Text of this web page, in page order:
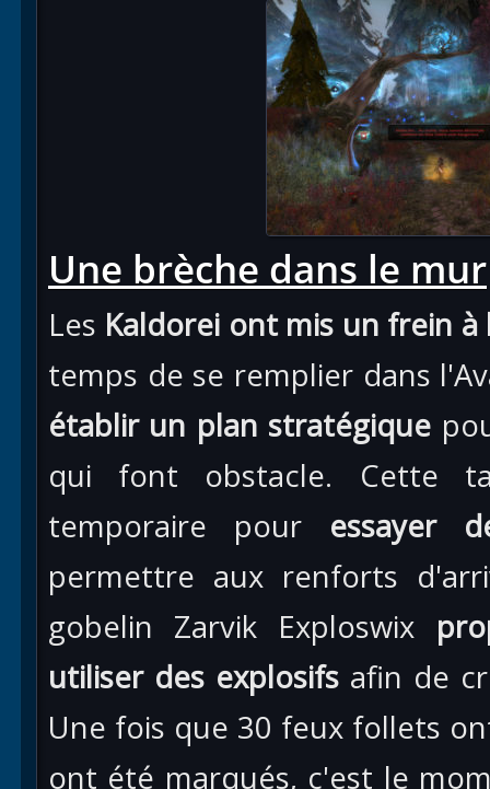
Une brèche dans le mur
Les Kaldorei ont mis un frein à
temps de se remplier dans
établir un plan stratégique
qui font obstacle. Cette
temporaire pour essayer
permettre aux renforts
gobelin Zarvik Exploswix
utiliser des explosifs afin de
Une fois que 30 feux follets
ont été marqués, c'est le